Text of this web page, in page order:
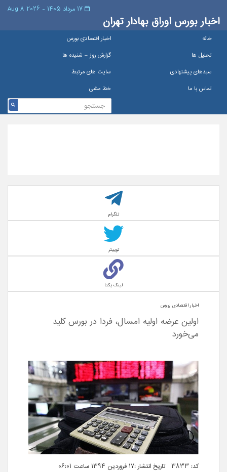
اخبار بورس اوراق بهادار تهران
خانه
اخبار اقتصادی بورس
تحلیل ها
گزارش روز – شنيده ها
سبدهای پیشنهادی
سایت های مرتبط
تماس با ما
خط مشی
تلگرام
توییتر
لینک یکتا
اخبار اقتصادی بورس
اولین عرضه اولیه امسال، فردا در بورس کلید
می‌خورد
کد: 3833 تاریخ انتشار :۱۷ فروردین ۱۳۹۴ ساعت ۰۶:۰۱